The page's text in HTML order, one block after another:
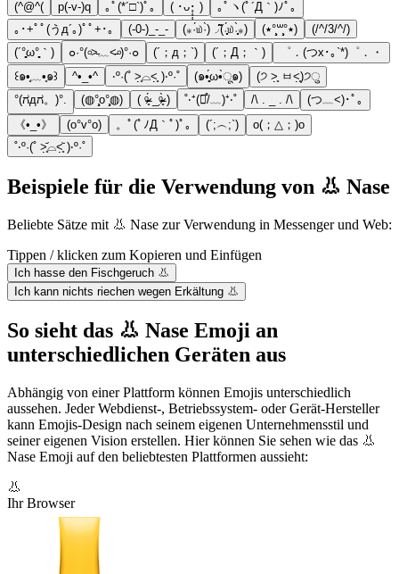
(^@^(
p(-v-)q ｡ﾟ(*´□`)ﾟ｡ ( ･ᴗ･̥̥̥ )
｡ﾟヽ(ﾟ´Д｀)ﾉﾟ｡
｡･+ﾟﾟ(うд´｡)ﾟﾟ+･｡
(-0-)_-_- (⁎·́௰·̀)◞ ͂͂(˒̩̩̥́௰˓̩̩̥̀⁎) (٭°̧̧̧꒳°̧̧̧٭)
(/^/3/^/)
(´°̥̥̥ω°̥̥̥｀)
๐·°(৹˃̵﹏˂̵৹)°·๐ (´；д；`) (´；Д；｀)
゜．(つx･｡`*)゜．・
꒰๑•̥﹏•̥๑꒱
^•_•^ ‧º·(˚ ˃̣̣̥⌓˂̣̣̥ )‧º·˚ (๑•̥̥̥́ω•̀ू๑)
(੭ ˃̣̣̥ ㅂ˂̣̣̥)੭ु
°(ಗдಗ。)°.
(◍°̧̧̧o°̧̧̧◍) ( ᵒ̴̶̷̥́ _ᵒ̴̶̷̣̥̀ ) ˚‧⁺(͘๑̊/﹏)⁺‧˚ /\ . _ . /\
(つ﹏<)･ﾟ｡
《•_•》
(o°v°o) 。ﾟ(ﾟﾉД｀ﾟ)ﾟ｡ (´;︵;`)
o(；△；)o
˚‧º·(˚ ˃̣̣̥᷄⌓˂̣̣̥᷅ )‧º·˚
Beispiele für die Verwendung von 👃 Nase
Beliebte Sätze mit 👃 Nase zur Verwendung in Messenger und Web:
Tippen / klicken zum Kopieren und Einfügen
Ich hasse den Fischgeruch 👃
Ich kann nichts riechen wegen Erkältung 👃
So sieht das 👃 Nase Emoji an
unterschiedlichen Geräten aus
Abhängig von einer Plattform können Emojis unterschiedlich
aussehen. Jeder Webdienst-, Betriebssystem- oder Gerät-Hersteller
kann Emojis-Design nach seinem eigenen Unternehmensstil und
seiner eigenen Vision erstellen. Hier können Sie sehen wie das 👃
Nase Emoji auf den beliebtesten Plattformen aussieht:
👃
Ihr Browser